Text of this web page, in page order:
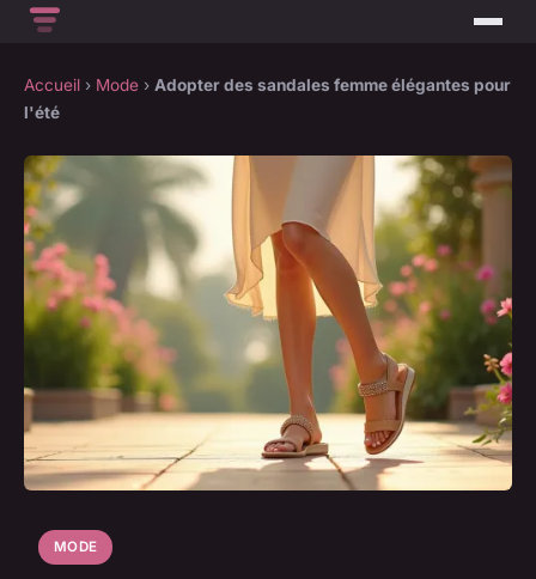
Accueil › Mode › Adopter des sandales femme élégantes pour
l'été
MODE